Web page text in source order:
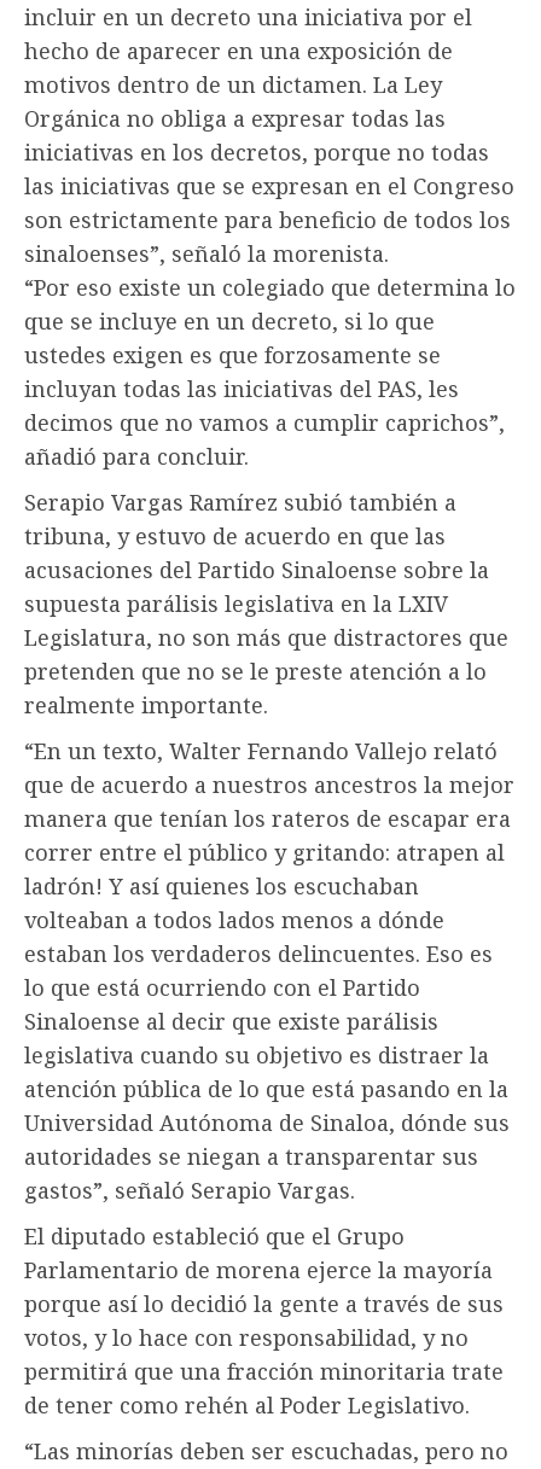
incluir en un decreto una iniciativa por el
hecho de aparecer en una exposición de
motivos dentro de un dictamen. La Ley
Orgánica no obliga a expresar todas las
iniciativas en los decretos, porque no todas
las iniciativas que se expresan en el Congreso
son estrictamente para beneficio de todos los
sinaloenses”, señaló la morenista.
“Por eso existe un colegiado que determina lo
que se incluye en un decreto, si lo que
ustedes exigen es que forzosamente se
incluyan todas las iniciativas del PAS, les
decimos que no vamos a cumplir caprichos”,
añadió para concluir.
Serapio Vargas Ramírez subió también a
tribuna, y estuvo de acuerdo en que las
acusaciones del Partido Sinaloense sobre la
supuesta parálisis legislativa en la LXIV
Legislatura, no son más que distractores que
pretenden que no se le preste atención a lo
realmente importante.
“En un texto, Walter Fernando Vallejo relató
que de acuerdo a nuestros ancestros la mejor
manera que tenían los rateros de escapar era
correr entre el público y gritando: atrapen al
ladrón! Y así quienes los escuchaban
volteaban a todos lados menos a dónde
estaban los verdaderos delincuentes. Eso es
lo que está ocurriendo con el Partido
Sinaloense al decir que existe parálisis
legislativa cuando su objetivo es distraer la
atención pública de lo que está pasando en la
Universidad Autónoma de Sinaloa, dónde sus
autoridades se niegan a transparentar sus
gastos”, señaló Serapio Vargas.
El diputado estableció que el Grupo
Parlamentario de morena ejerce la mayoría
porque así lo decidió la gente a través de sus
votos, y lo hace con responsabilidad, y no
permitirá que una fracción minoritaria trate
de tener como rehén al Poder Legislativo.
“Las minorías deben ser escuchadas, pero no